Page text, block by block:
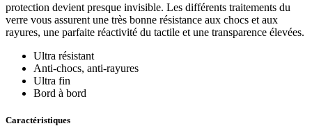
protection devient presque invisible. Les différents traitements du
verre vous assurent une très bonne résistance aux chocs et aux
rayures, une parfaite réactivité du tactile et une transparence élevées.
Ultra résistant
Anti-chocs, anti-rayures
Ultra fin
Bord à bord
Caractéristiques